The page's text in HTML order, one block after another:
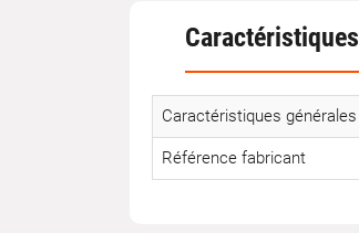
Caractéristiques
Caractéristiques générales
Référence fabricant